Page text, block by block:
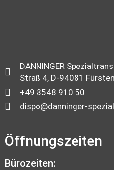
DANNINGER
Straß 4, D-94081
+49 8548 910 50
dispo@danninger-
Öffnungszeiten
Bürozeiten: